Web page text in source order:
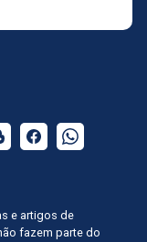
e artigos de
fazem parte do